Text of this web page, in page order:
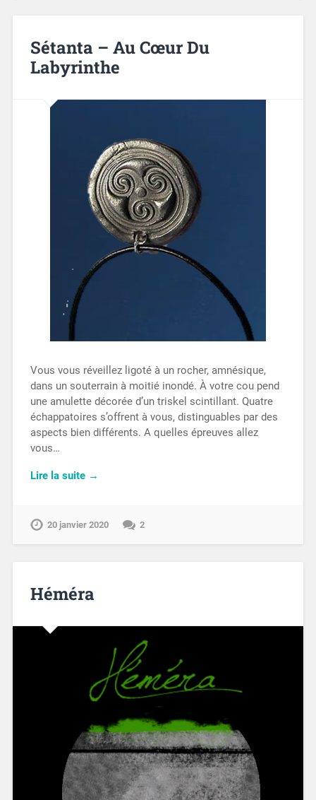
Sétanta – Au Cœur Du
Labyrinthe
Vous vous réveillez ligoté à un rocher, amnésique,
dans un souterrain à moitié inondé. À votre cou pend
une amulette décorée d’un triskel scintillant. Quatre
échappatoires s’offrent à vous, distinguables par des
aspects bien différents. A quelles épreuves allez
vous…
Lire la suite →
20 janvier 2020 2
Héméra